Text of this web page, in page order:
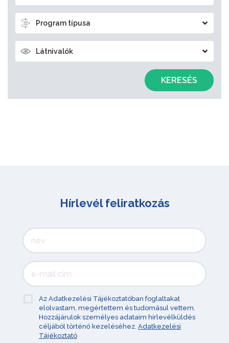
Program típusa
Látnivalók
KERESÉS
Hírlevél feliratkozás
Az Adatkezelési Tájékoztatóban foglaltakat
elolvastam, megértettem és tudomásul vettem.
Hozzájárulok személyes adataim hírlevélküldés
céljából történő kezeléséhez. Adatkezelési
Tájékoztató